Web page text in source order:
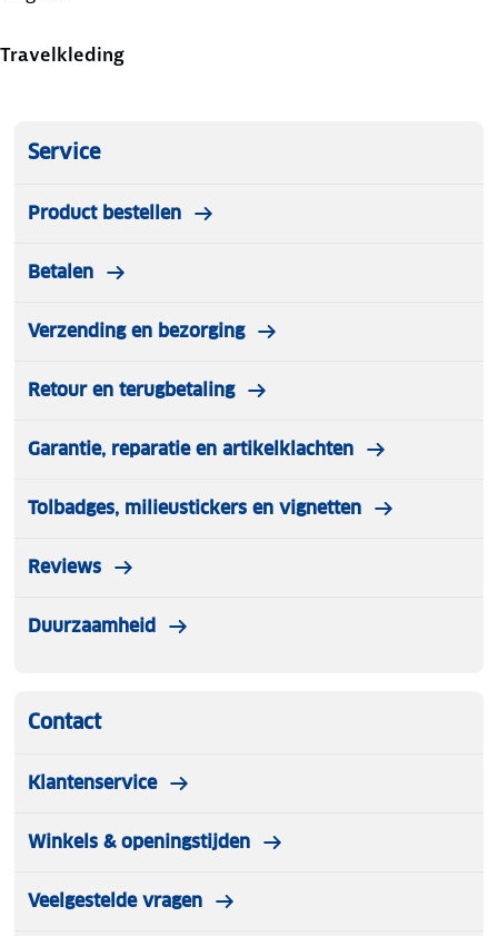
Travelkleding
Service
Product bestellen
Betalen
Verzending en bezorging
Retour en terugbetaling
Garantie, reparatie en artikelklachten
Tolbadges, milieustickers en vignetten
Reviews
Duurzaamheid
Contact
Klantenservice
Winkels & openingstijden
Veelgestelde vragen